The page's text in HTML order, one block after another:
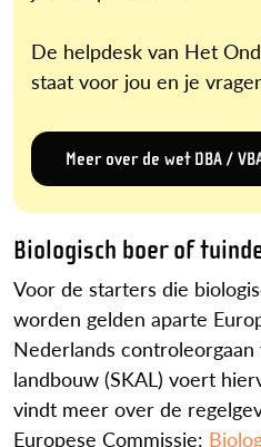
De helpdesk van Het
staat voor jou en je
Meer over de wet DBA /
Biologisch boer of
Voor de starters die
worden gelden aparte
Nederlands
landbouw (SKAL) voert
vindt meer over de
Europese Commissie: